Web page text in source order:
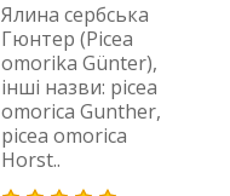
Ялина сербська
Гюнтер (Picea
omorika Günter),
інші назви: picea
omorica Gunther,
picea omorica
Horst..